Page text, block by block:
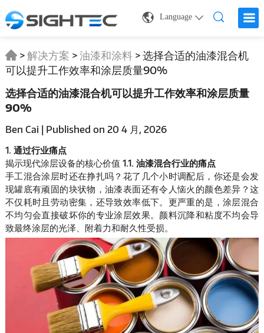
Language
>解决方案 >油漆和涂料>选择合适的油漆混合机
可以提升工作效率和涂层质量90%
选择合适的油漆混合机可以提升工作效率和涂层质量
90%
Ben Cai | Published on 20 4 月, 2026
1. 通过行业痛点
揭示现代涂层设备的核心价值 1.1. 油漆混合行业的痛点
手工混合涂层时还在挣扎吗？花了几个小时调配后，你还是会发
现罐底有顽固的块状物，油漆表面还有令人恼火的颜色差异？这
不仅耗时且劳动密集，还导致效率低下。更严重的是，涂层混合
不均匀会直接破坏你的专业涂层效果。颜料沉降和粘度不均会导
致最终涂层的光泽、附着力和耐久性受损。